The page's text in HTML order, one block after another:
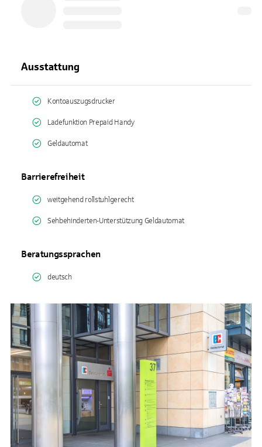
Ausstattung
Kontoauszugsdrucker
Ladefunktion Prepaid Handy
Geldautomat
Barrierefreiheit
weitgehend rollstuhlgerecht
Sehbehinderten-Unterstützung Geldautomat
Beratungssprachen
deutsch